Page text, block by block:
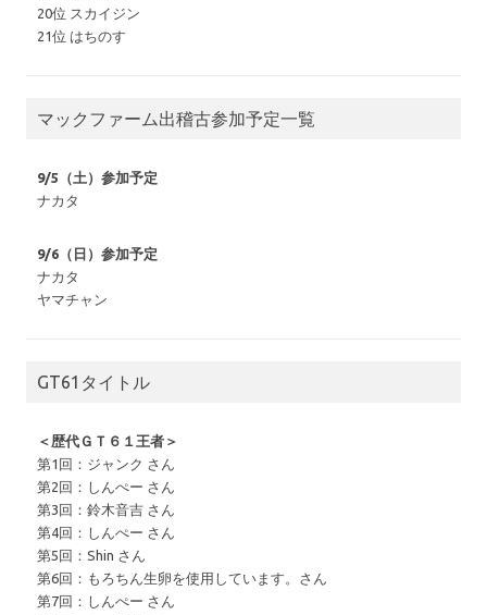
20位 スカイジン
21位 はちのす
マックファーム出稽古参加予定一覧
9/5（土）参加予定
ナカタ
9/6（日）参加予定
ナカタ
ヤマチャン
GT61タイトル
＜歴代ＧＴ６１王者＞
第1回：ジャンク さん
第2回：しんぺー さん
第3回：鈴木音吉 さん
第4回：しんぺー さん
第5回：Shin さん
第6回：もろちん生卵を使用しています。さん
第7回：しんぺー さん